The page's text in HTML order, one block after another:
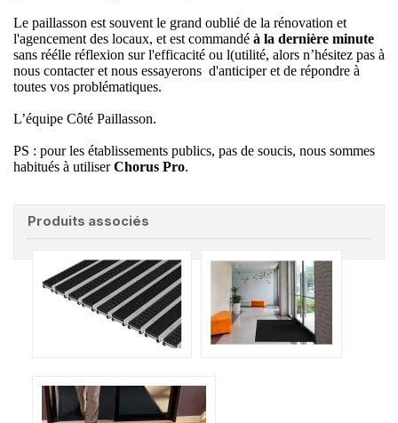
Le paillasson est souvent le grand oublié de la rénovation et
l'agencement des locaux, et est commandé à la dernière minute
sans réélle réflexion sur l'efficacité ou l(utilité, alors n’hésitez pas à
nous contacter et nous essayerons d'anticiper et de répondre à
toutes vos problématiques.
L’équipe Côté Paillasson.
PS : pour les établissements publics, pas de soucis, nous sommes
habitués à utiliserChorus Pro.
Produits associés